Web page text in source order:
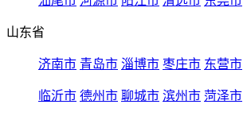
山东省
济南市 青岛市 淄博市 枣庄市 东营市
临沂市 德州市 聊城市 滨州市 菏泽市